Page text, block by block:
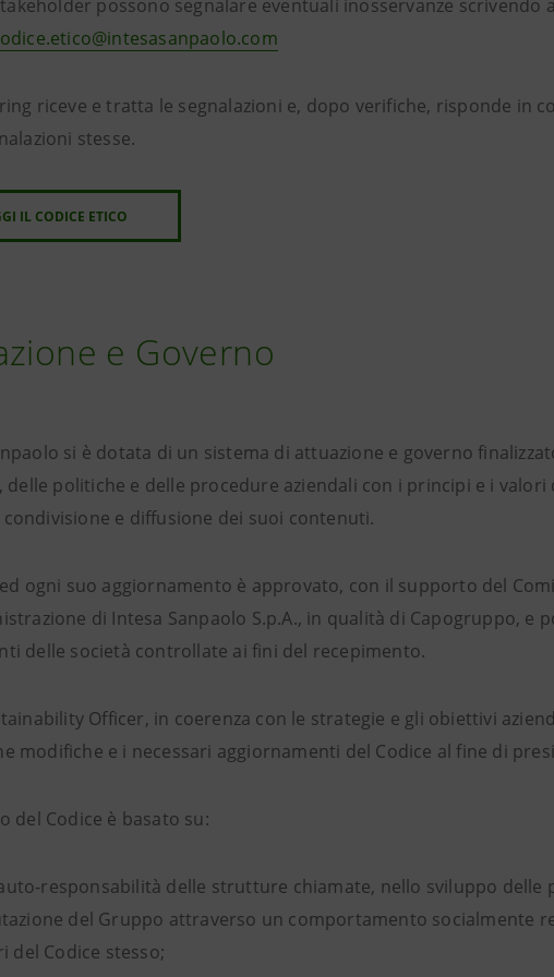
possono segnalare eventuali inosservanze scrivendo
riceve e tratta le segnalazioni e, dopo verifiche, risponde in
stesse.
IL CODICE ETICO
e Governo
si è dotata di un sistema di attuazione e governo
delle politiche e delle procedure aziendali con i principi e i
condivisione e diffusione dei suoi contenuti.
ogni suo aggiornamento è approvato, con il supporto del
di Intesa Sanpaolo S.p.A., in qualità di Capogruppo, e
delle società controllate ai fini del recepimento.
Officer, in coerenza con le strategie e gli obiettivi
modifiche e i necessari aggiornamenti del Codice al fine di
del Codice è basato su:
responsabilità delle strutture chiamate, nello sviluppo delle
del Gruppo attraverso un comportamento socialmente
del Codice stesso;